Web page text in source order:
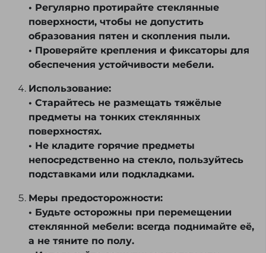
• Регулярно протирайте стеклянные
поверхности, чтобы не допустить
образования пятен и скопления пыли.
• Проверяйте крепления и фиксаторы для
обеспечения устойчивости мебели.
Использование:
• Старайтесь не размещать тяжёлые
предметы на тонких стеклянных
поверхностях.
• Не кладите горячие предметы
непосредственно на стекло, пользуйтесь
подставками или подкладками.
Меры предосторожности:
• Будьте осторожны при перемещении
стеклянной мебели: всегда поднимайте её,
а не тяните по полу.